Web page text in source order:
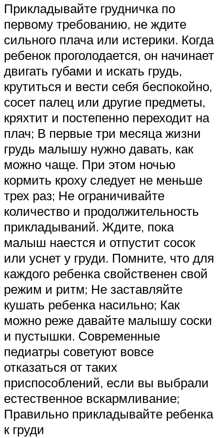
Прикладывайте грудничка по
первому требованию, не ждите
сильного плача или истерики. Когда
ребенок проголодается, он начинает
двигать губами и искать грудь,
крутиться и вести себя беспокойно,
сосет палец или другие предметы,
кряхтит и постепенно переходит на
плач; В первые три месяца жизни
грудь малышу нужно давать, как
можно чаще. При этом ночью
кормить кроху следует не меньше
трех раз; Не ограничивайте
количество и продолжительность
прикладываний. Ждите, пока
малыш наестся и отпустит сосок
или уснет у груди. Помните, что для
каждого ребенка свойственен свой
режим и ритм; Не заставляйте
кушать ребенка насильно; Как
можно реже давайте малышу соски
и пустышки. Современные
педиатры советуют вовсе
отказаться от таких
приспособлений, если вы выбрали
естественное вскармливание;
Правильно прикладывайте ребенка
к груди